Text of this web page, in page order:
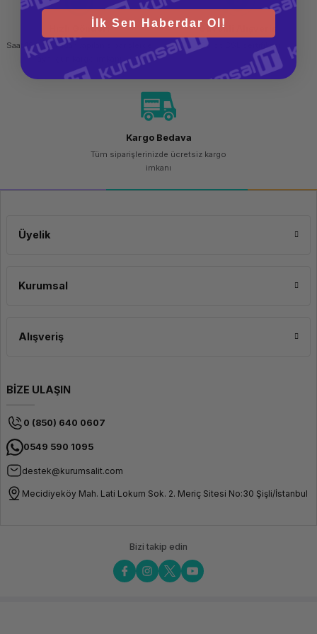
Güç Kaynağı
400 W
Lenovo USB Türkçe Q Klavye
USB Optik Mouse
Kasa Tipi
Tower
Renk
Garanti Süresi
36 ay
Hızlı Gönderi
Saat 15.00'a kadar yapılan siparişlerde
Güvenli Alışveriş
256 bit SSL sertifikası
Kargo Bedava
Tüm siparişlerinizde ücretsiz kargo
imkanı
Üyelik
Kurumsal
Alışveriş
BİZE ULAŞIN
0 (850) 640 0607
0549 590 1095
destek@kurumsalit.com
Mecidiyeköy Mah. Lati Lokum Sok. 2. Meriç Sitesi No:30 Şişli/İstanbul
Bizi takip edin
İlk Sen Haberdar Ol!